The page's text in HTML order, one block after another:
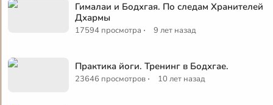
Гималаи и Бодхгая. По следам Хранителей
Дхармы
17594 просмотра · 9 лет назад
Практика йоги. Тренинг в Бодхгае.
23646 просмотров · 10 лет назад